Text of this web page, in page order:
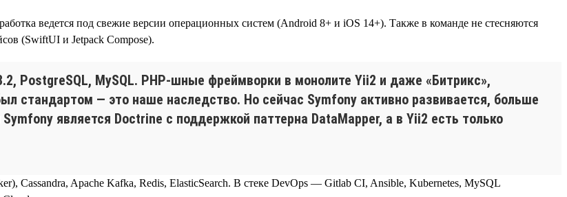
ведется под свежие версии операционных систем (Android 8+ и iOS 14+). Также в команде не стесняются
(SwiftUI и Jetpack Compose).
PostgreSQL, MySQL. PHP-шные фреймворки в монолите Yii2 и даже «Битрикс»,
стандартом — это наше наследство. Но сейчас Symfony активно развивается, больше
является Doctrine с поддержкой паттерна DataMapper, а в Yii2 есть только
Cassandra, Apache Kafka, Redis, ElasticSearch. В стеке DevOps — Gitlab CI, Ansible, Kubernetes, MySQL